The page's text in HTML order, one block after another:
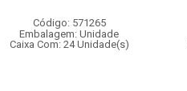
Código: 571265
Embalagem: Unidade
Caixa Com: 24 Unidade(s)